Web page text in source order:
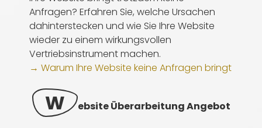
Anfragen? Erfahren Sie, welche Ursachen
dahinterstecken und wie Sie Ihre Website
wieder zu einem wirkungsvollen
Vertriebsinstrument machen.
→ Warum Ihre Website keine Anfragen bringt
W ebsite Überarbeitung Angebot